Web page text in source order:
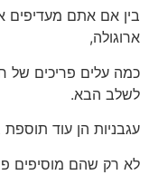
בין אם אתם מעדיפים
ארוגולה,
כמה עלים פריכים של
לשלב הבא.
עגבניות הן עוד
לא רק שהם מוסיפים